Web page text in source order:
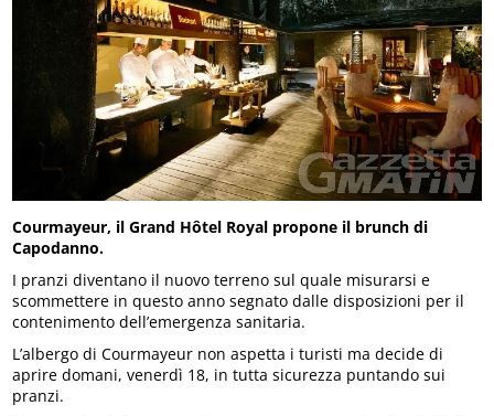
Courmayeur, il Grand Hôtel Royal propone il brunch di
Capodanno.
I pranzi diventano il nuovo terreno sul quale misurarsi e
scommettere in questo anno segnato dalle disposizioni per il
contenimento dell’emergenza sanitaria.
L’albergo di Courmayeur non aspetta i turisti ma decide di
aprire domani, venerdì 18, in tutta sicurezza puntando sui
pranzi.